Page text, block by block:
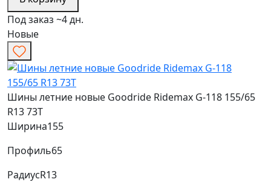
Под заказ ~4 дн.
Новые
Шины летние новые Goodride Ridemax G-118 155/65
R13 73T
Ширина155
Профиль65
РадиусR13